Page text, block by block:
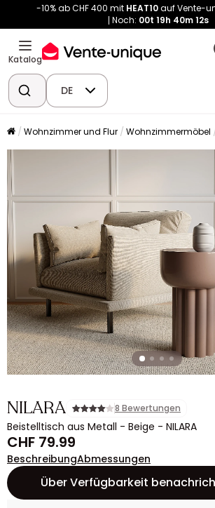
-10% ab CHF 400 mit HEAT10auf Vente-
Noch: 00t 19h 40m 12s
Katalog
DE
Wohnzimmer und Flur Wohnzimmermöbel
NILARA 8 Bewertungen
Beistelltisch aus Metall - Beige - NILARA
CHF 79.99
BeschreibungAbmessungen
Über Verfügbarkeit